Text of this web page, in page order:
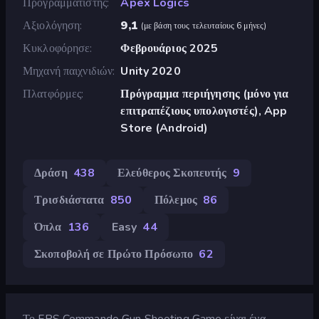
Αξιολόγηση
9,1 (με βάση τους τελευταίους 6 μήνες)
Κυκλοφόρησε
Φεβρουάριος 2025
Μηχανή παιχνιδιών Unity 2020
Πλατφόρμες
Πρόγραμμα περιήγησης (μόνο για
επιτραπέζιους υπολογιστές), App
Store (Android)
Δράση 438 Ελεύθερος Σκοπευτής 9
Τρισδιάστατα 850 Πόλεμος 86
Όπλα 136 Easy 44
Σκοποβολή σε Πρώτο Πρόσωπο 62